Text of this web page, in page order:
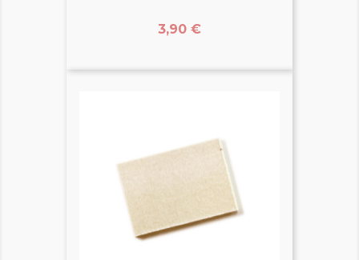
Prix
3,90 €